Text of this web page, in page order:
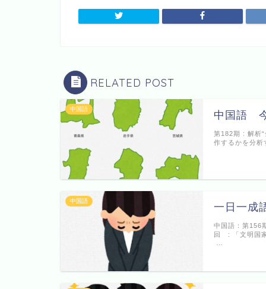
RELATED POST
中国語
中国語
第182期 : 解析
作するかを分
中国語
一日一成
中国語：第156
回 : 「文明国